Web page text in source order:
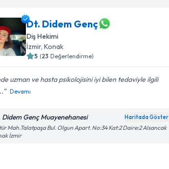
Dt. Didem Genç
Diş Hekimi
İzmir, Konak
5 (23 Değerlendirme)
uzman ve hasta psikolojisini iyi bilen tedaviyle ilgili
Devamı
Didem Genç Muayenehanesi Haritada Göster
Mah.Talatpaşa Bul. Olgun Apart. No:34 Kat:2 Daire:2 Alsancak
İzmir